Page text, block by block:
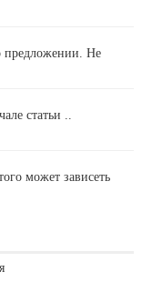
предложении. Не
статьи ..
может зависеть